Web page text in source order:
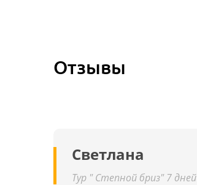
Отзывы
Светлана
Тур " Степной бриз" 7 дней